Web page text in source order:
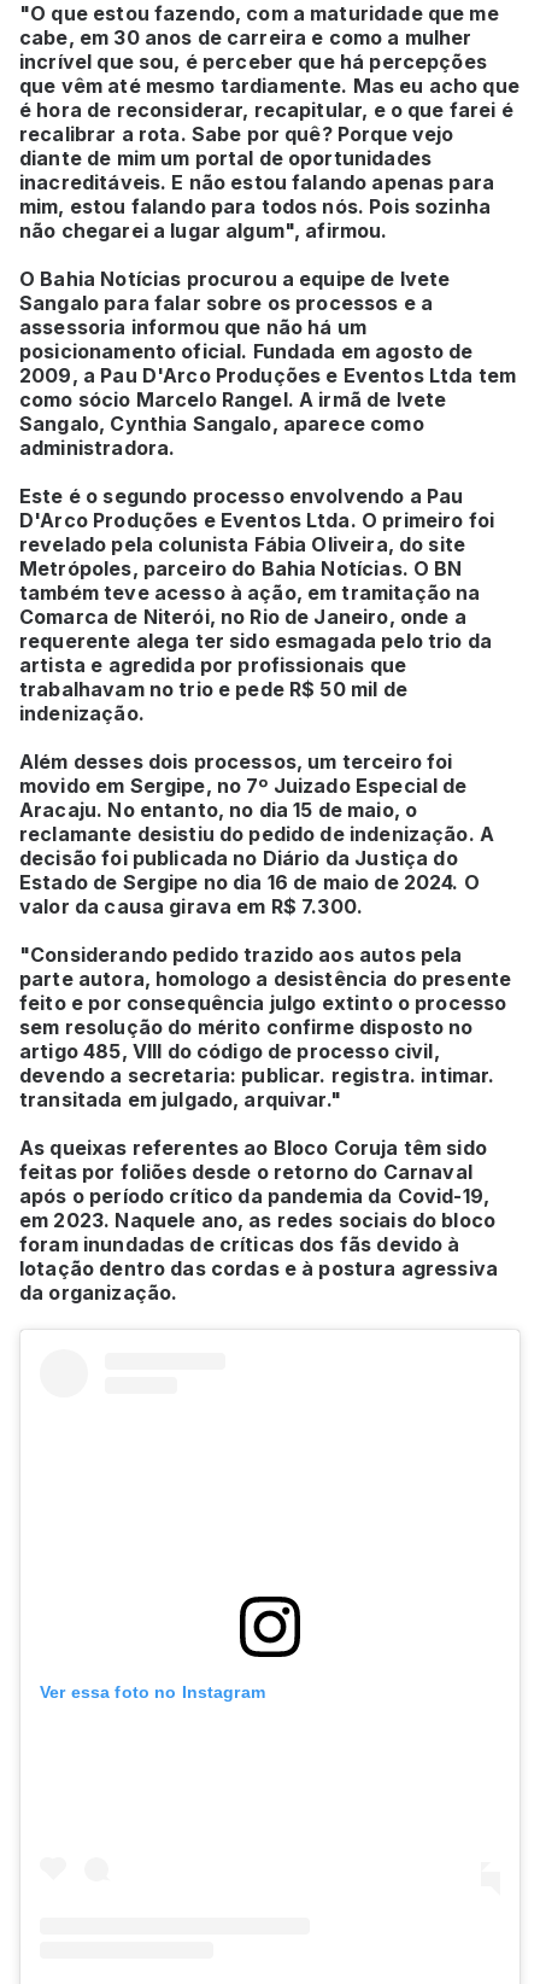
"O que estou fazendo, com a maturidade que me
cabe, em 30 anos de carreira e como a mulher
incrível que sou, é perceber que há percepções
que vêm até mesmo tardiamente. Mas eu acho que
é hora de reconsiderar, recapitular, e o que farei é
recalibrar a rota. Sabe por quê? Porque vejo
diante de mim um portal de oportunidades
inacreditáveis. E não estou falando apenas para
mim, estou falando para todos nós. Pois sozinha
não chegarei a lugar algum", afirmou.
O Bahia Notícias procurou a equipe de Ivete
Sangalo para falar sobre os processos e a
assessoria informou que não há um
posicionamento oficial. Fundada em agosto de
2009, a Pau D'Arco Produções e Eventos Ltda tem
como sócio Marcelo Rangel. A irmã de Ivete
Sangalo, Cynthia Sangalo, aparece como
administradora.
Este é o segundo processo envolvendo a Pau
D'Arco Produções e Eventos Ltda. O primeiro foi
revelado pela colunista Fábia Oliveira, do site
Metrópoles, parceiro do Bahia Notícias. O BN
também teve acesso à ação, em tramitação na
Comarca de Niterói, no Rio de Janeiro, onde a
requerente alega ter sido esmagada pelo trio da
artista e agredida por profissionais que
trabalhavam no trio e pede R$ 50 mil de
indenização.
Além desses dois processos, um terceiro foi
movido em Sergipe, no 7º Juizado Especial de
Aracaju. No entanto, no dia 15 de maio, o
reclamante desistiu do pedido de indenização. A
decisão foi publicada no Diário da Justiça do
Estado de Sergipe no dia 16 de maio de 2024. O
valor da causa girava em R$ 7.300.
"Considerando pedido trazido aos autos pela
parte autora, homologo a desistência do presente
feito e por consequência julgo extinto o processo
sem resolução do mérito confirme disposto no
artigo 485, VIII do código de processo civil,
devendo a secretaria: publicar. registra. intimar.
transitada em julgado, arquivar."
As queixas referentes ao Bloco Coruja têm sido
feitas por foliões desde o retorno do Carnaval
após o período crítico da pandemia da Covid-19,
em 2023. Naquele ano, as redes sociais do bloco
foram inundadas de críticas dos fãs devido à
lotação dentro das cordas e à postura agressiva
da organização.
Ver essa foto no Instagram